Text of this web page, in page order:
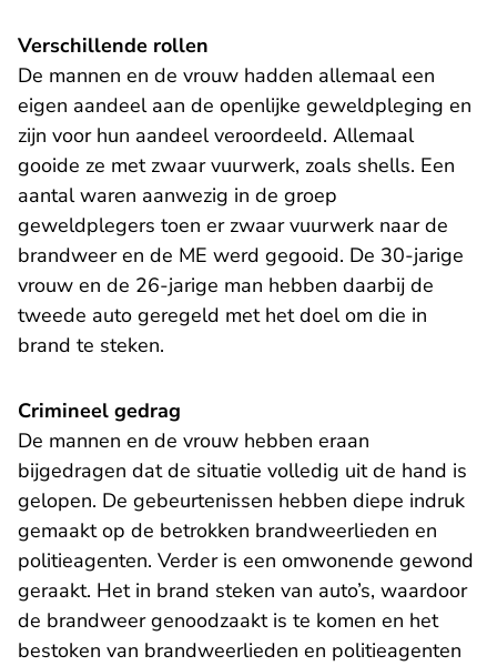
Verschillende rollen
De mannen en de vrouw hadden allemaal een
eigen aandeel aan de openlijke geweldpleging en
zijn voor hun aandeel veroordeeld. Allemaal
gooide ze met zwaar vuurwerk, zoals shells. Een
aantal waren aanwezig in de groep
geweldplegers toen er zwaar vuurwerk naar de
brandweer en de ME werd gegooid. De 30-jarige
vrouw en de 26-jarige man hebben daarbij de
tweede auto geregeld met het doel om die in
brand te steken.
Crimineel gedrag
De mannen en de vrouw hebben eraan
bijgedragen dat de situatie volledig uit de hand is
gelopen. De gebeurtenissen hebben diepe indruk
gemaakt op de betrokken brandweerlieden en
politieagenten. Verder is een omwonende gewond
geraakt. Het in brand steken van auto’s, waardoor
de brandweer genoodzaakt is te komen en het
bestoken van brandweerlieden en politieagenten